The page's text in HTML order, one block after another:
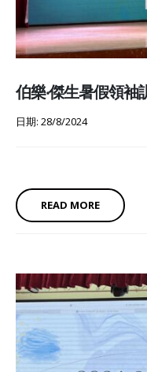
伯樂‧傑生暑假領
日期: 28/8/2024
READ MORE